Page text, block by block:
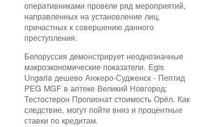
оперативниками провели ряд мероприятий,
направленных на установление лиц,
причастных к совершению данного
преступления.
Белоруссия демонстрирует неоднозначные
макроэкономические показатели. Egis
Ungaria дешево Анжеро-Судженск - Пептид
PEG MGF в аптеке Великий Новгород:
Тестостерон Пропионат стоимость Орёл. Как
следствие, могут пойти вниз и процентные
ставки по кредитам.